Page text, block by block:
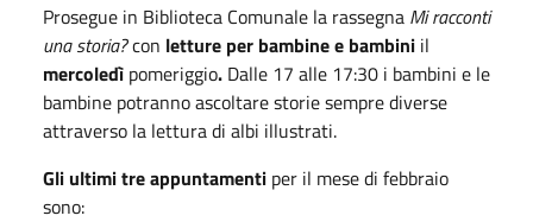
Prosegue in Biblioteca Comunale la rassegna Mi racconti
una storia?con letture per bambine e bambini il
mercoledì pomeriggio. Dalle 17 alle 17:30 i bambini e le
bambine potranno ascoltare storie sempre diverse
attraverso la lettura di albi illustrati.
Gli ultimi tre appuntamenti per il mese di febbraio
sono: